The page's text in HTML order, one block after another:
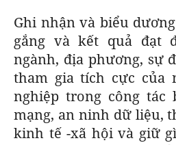
Ghi nhận và biểu
gắng và kết quả đạt
ngành, địa phương, sự
tham gia tích cực của
nghiệp trong công tác
mạng, an ninh dữ liệu,
kinh tế -xã hội và giữ